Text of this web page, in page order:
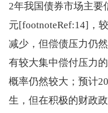
2年我国债券市场主要
元[footnoteRef:14]，
减少，但偿债压力仍
有较大集中偿付压力
概率仍然较大；预计
生，但在积极的财政